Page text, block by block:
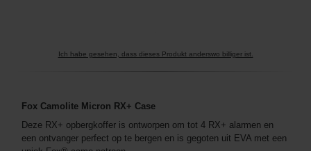
Ich habe gesehen, dass dieses Produkt anderswo billiger ist.
Fox Camolite Micron RX+ Case
Deze RX+ opbergkoffer is ontworpen om tot 4 RX+ alarmen en
een ontvanger perfect op te bergen en is gegoten uit EVA met een